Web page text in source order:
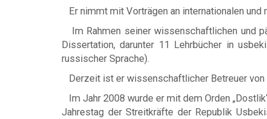
Er nimmt mit Vorträgen an internationalen
Im Rahmen seiner wissenschaftlichen und
Dissertation, darunter 11 Lehrbücher in
russischer Sprache).
Derzeit ist er wissenschaftlicher Betreuer von
Im Jahr 2008 wurde er mit dem Orden
Jahrestag der Streitkräfte der Republik